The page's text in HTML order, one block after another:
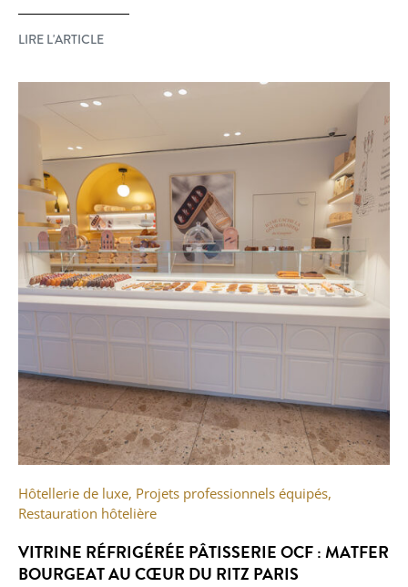
LIRE L'ARTICLE
Hôtellerie de luxe, Projets professionnels équipés,
Restauration hôtelière
VITRINE RÉFRIGÉRÉE PÂTISSERIE OCF : MATFER
BOURGEAT AU CŒUR DU RITZ PARIS